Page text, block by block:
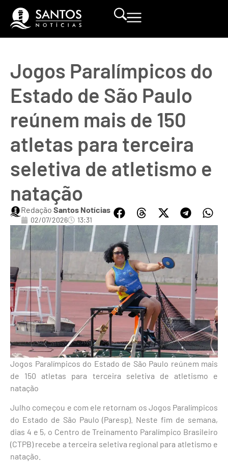
Jogos Paralímpicos do
Estado de São Paulo
reúnem mais de 150
atletas para terceira
seletiva de atletismo e
natação
Redação Santos Notícias
02/07/2026 13:31
Jogos Paralímpicos do Estado de São Paulo reúnem mais
de 150 atletas para terceira seletiva de atletismo e
natação
Julho começou e com ele retornam os Jogos Paralímpicos
do Estado de São Paulo (Paresp). Neste fim de semana,
dias 4 e 5, o Centro de Treinamento Paralímpico Brasileiro
(CTPB) recebe a terceira seletiva regional para atletismo e
natação.